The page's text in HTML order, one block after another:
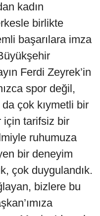
kadın
birlikte
başarılara imza
Ferdi Zeyrek’in
spor değil,
çok kıymetli bir
için tarifsiz bir
ruhumuza
bir deneyim
çok duygulandık.
bizlere bu